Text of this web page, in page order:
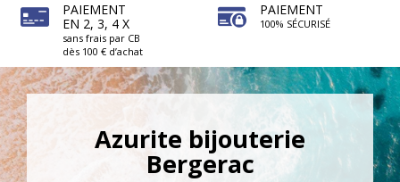
PAIEMENT
EN 2, 3, 4 X
sans frais par CB
dès 100 € d’achat
PAIEMENT
100% SÉCURISÉ
Azurite bijouterie
Bergerac